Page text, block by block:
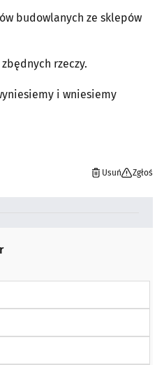
budowlanych ze sklepów
rzeczy.
i wniesiemy
Usuń Zgłoś